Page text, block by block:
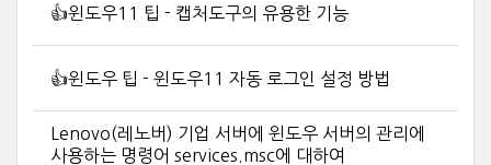
👍윈도우11 팁 - 캡처도구의 유용한 기능
👍윈도우 팁 - 윈도우11 자동 로그인 설정 방법
Lenovo(레노버) 기업 서버에 윈도우 서버의 관리에
사용하는 명령어 services.msc에 대하여